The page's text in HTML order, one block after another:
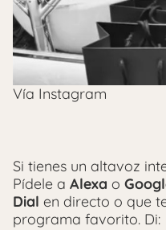
Vía Instagram
Si tienes un altavoz
Pídele a Alexa o
Dial en directo o que
programa favorito. Di: